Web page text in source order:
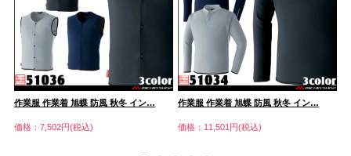
作業服 作業着 旭蝶 防風 秋冬 イン…
価格：7,502円(税込)
作業服 作業着 旭蝶 防風 秋冬 イン…
価格：11,501円(税込)